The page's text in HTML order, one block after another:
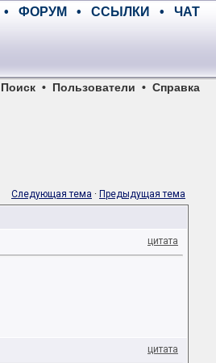
• ФОРУМ • ССЫЛКИ • ЧАТ
Поиск • Пользователи • Справка
Следующая тема · Предыдущая тема
цитата
цитата